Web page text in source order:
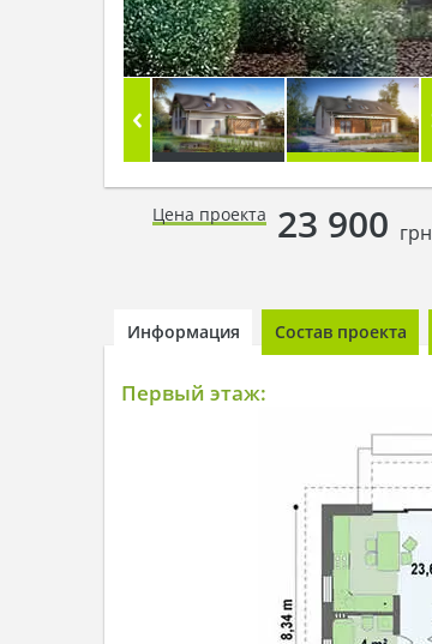
Цена проекта 23 900 грн
Информация Состав проекта
Первый этаж: